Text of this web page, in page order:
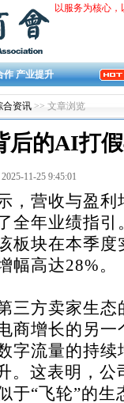
以服务为核心
作 产业提升
合资讯 >> 文章浏览
后的AI打
11-25 9:45:01
，营收与盈利
全年业绩指
板块在本季度
幅高达28%。
三方卖家生
商增长的另
字流量的持续
。这表明，公
于“飞轮”的生